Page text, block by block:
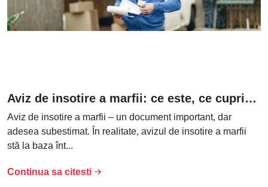
Aviz de insotire a marfii: ce este, ce cuprinde si cum il folosesti?
Aviz de insotire a marfii – un document important, dar
adesea subestimat. În realitate, avizul de insotire a marfii
stă la baza înt...
Continua sa citesti